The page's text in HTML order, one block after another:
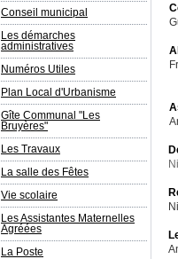
Conseil municipal
Les démarches
administratives
Numéros Utiles
Plan Local d'Urbanisme
Gîte Communal "Les
Bruyères"
Les Travaux
La salle des Fêtes
Vie scolaire
Les Assistantes Maternelles
Agréées
La Poste